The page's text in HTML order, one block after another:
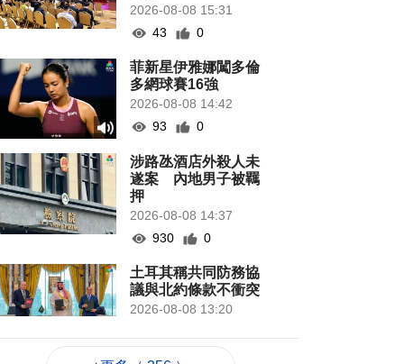
2026-08-08 15:31
43
0
菲新星伊雅娜闖多倫
多網球賽16強
2026-08-08 14:42
93
0
涉路氹酒店外殺人未
遂案 內地男子被羈
押
2026-08-08 14:37
930
0
土耳其稱共同防務協
議與北約條款不衝突
2026-08-08 13:20